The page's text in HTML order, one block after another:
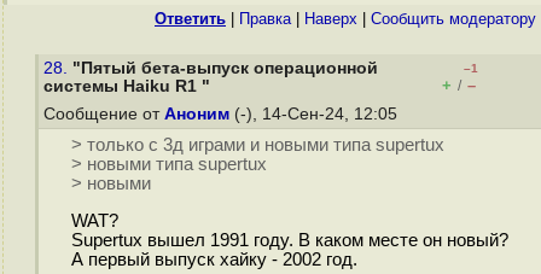
Ответить Правка| Наверх Cообщить модератору
28. "Пятый бета-выпуск операционной
системы Haiku R1 "
–1
+ / –
Сообщение от Аноним (-), 14-Сен-24, 12:05
> только с 3д играми и новыми типа supertux
> новыми типа supertux
> новыми
WAT?
Supertux вышел 1991 году. В каком месте он новый?
А первый выпуск хайку - 2002 год.